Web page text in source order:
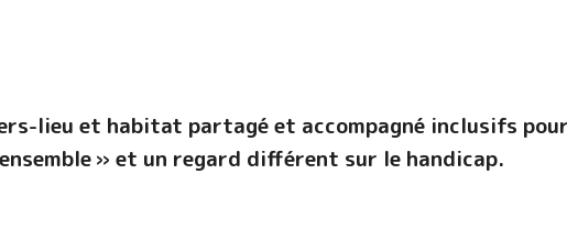
lieu et habitat partagé et accompagné inclusifs
» et un regard différent sur le handicap.